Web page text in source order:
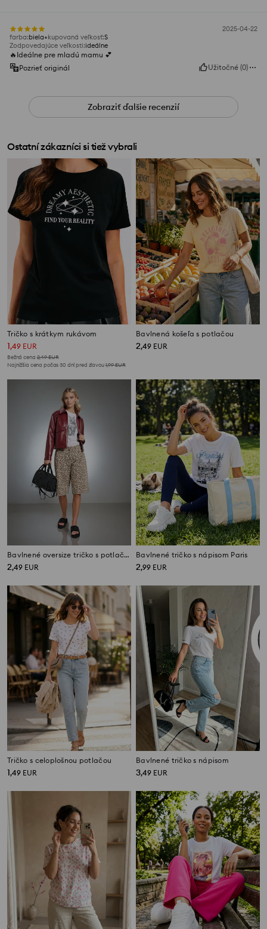
2025-04-22
farba:biela kupovaná veľkosť:S
Zodpovedajúce veľkosti:ideálne
🔥Ideálne pre mladú mamu 💕
Pozrieť originál
Užitočné (0)
Zobraziť ďalšie recenzií
Ostatní zákazníci si tiež vybrali
Tričko s krátkym rukávom
1,49 EUR
Bežná cena 2,49EUR
Najnižšia cena počas 30 dní pred zľavou1,99EUR
Bavlnená košeľa s potlačou
2,49 EUR
Bavlnené oversize tričko s potlačou
2,49 EUR
Bavlnené tričko s nápisom Paris
2,99 EUR
Tričko s celoplošnou potlačou
1,49 EUR
Bavlnené tričko s nápisom
3,49 EUR